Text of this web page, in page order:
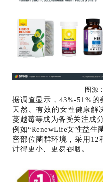
图源
据调查显示，43%-51%的
天然、有效的女性健康解
蔓越莓等成为备受关注成分
例如“RenewLife女性益生
密部位菌群环境，采用12
计得更小、更易吞咽。